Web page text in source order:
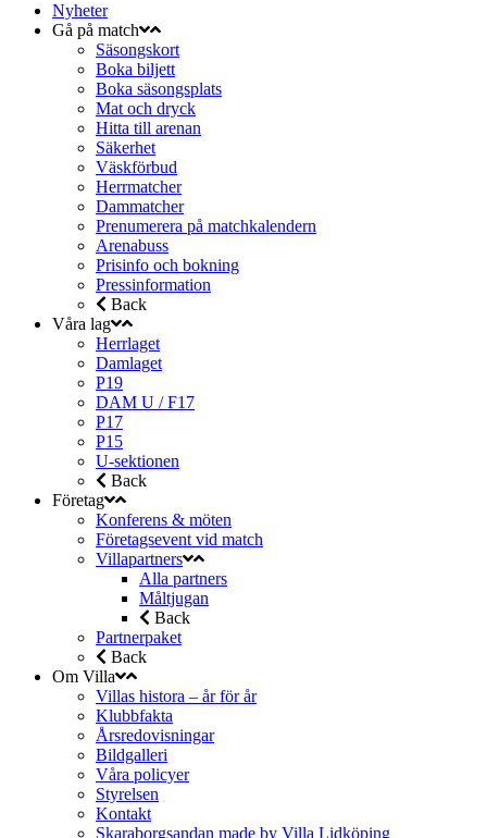
Nyheter
Gå på match
Säsongskort
Boka biljett
Boka säsongsplats
Mat och dryck
Hitta till arenan
Säkerhet
Väskförbud
Herrmatcher
Dammatcher
Prenumerera på matchkalendern
Arenabuss
Prisinfo och bokning
Pressinformation
Back
Våra lag
Herrlaget
Damlaget
P19
DAM U / F17
P17
P15
U-sektionen
Back
Företag
Konferens & möten
Företagsevent vid match
Villapartners
Alla partners
Måltjugan
Back
Partnerpaket
Back
Om Villa
Villas histora – år för år
Klubbfakta
Årsredovisningar
Bildgalleri
Våra policyer
Styrelsen
Kontakt
Skaraborgsandan made by Villa Lidköping